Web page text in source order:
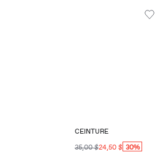
CEINTURE
35,00 $24,50 $ 30%